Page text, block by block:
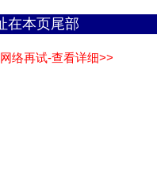
在本页尾部
络再试-查看详细>>